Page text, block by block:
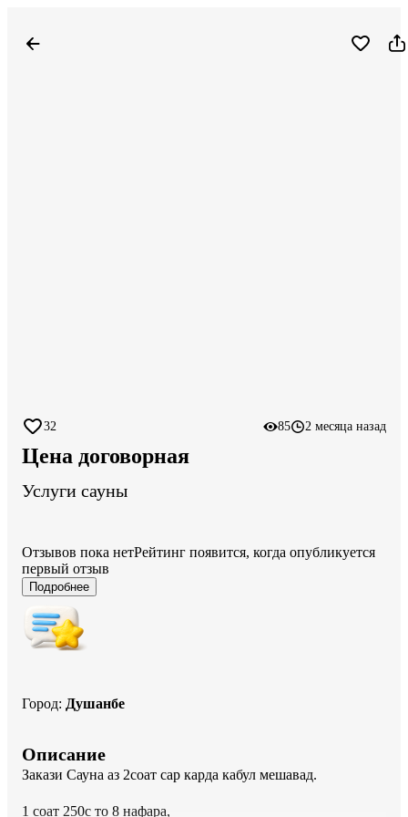
32 85 2 месяца назад
Цена договорная
Услуги сауны
Отзывов пока нетРейтинг появится, когда опубликуется
первый отзыв
Подробнее
Город: Душанбе
Описание
Закази Сауна аз 2соат сар карда кабул мешавад.
1 соат 250с то 8 нафара,